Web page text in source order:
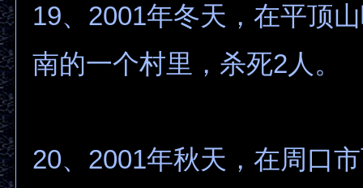
19、2001年冬天，在平顶
南的一个村里，杀死2人。
20、2001年秋天，在周口